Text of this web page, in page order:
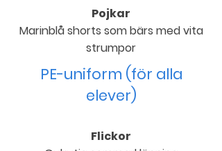
Pojkar
Marinblå shorts som bärs med vita
strumpor
PE-uniform (för alla
elever)
Flickor